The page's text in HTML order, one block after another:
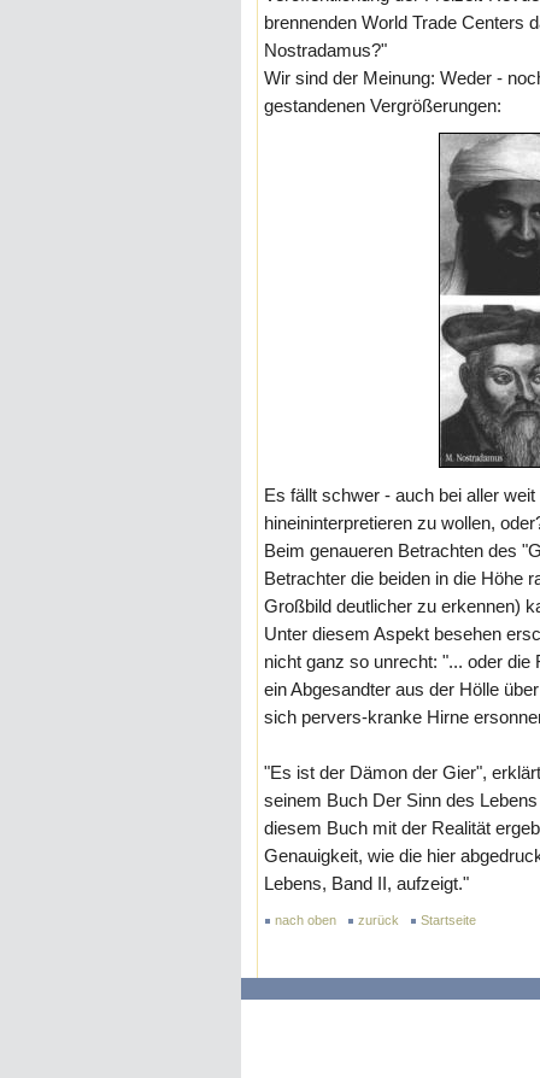
brennenden World Trade Centers
Nostradamus?"
Wir sind der Meinung: Weder -
gestandenen Vergrößerungen:
Es fällt schwer - auch bei aller
hineininterpretieren zu wollen,
Beim genaueren Betrachten des
Betrachter die beiden in die Höhe
Großbild deutlicher zu erkennen)
Unter diesem Aspekt besehen
nicht ganz so unrecht: "... oder
ein Abgesandter aus der Hölle
sich pervers-kranke Hirne
"Es ist der Dämon der Gier",
seinem Buch Der Sinn des
diesem Buch mit der Realität
Genauigkeit, wie die hier
Lebens, Band II, aufzeigt."
nach oben zurück Startseite